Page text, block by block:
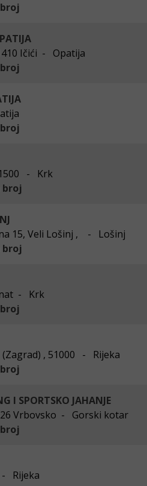
Ičići - Opatija
- Krk
broj
15, Veli Lošinj , - Lošinj
broj
- Krk
(Zagrad) , 51000 - Rijeka
I SPORTSKO JAHANJE
Vrbovsko - Gorski kotar
- Rijeka